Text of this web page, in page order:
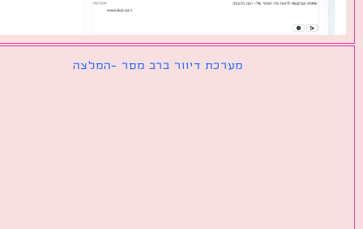
מערכת דיוור ברב מסר -המלצה